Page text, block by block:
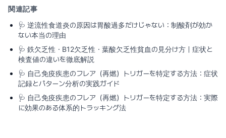
関連記事
🩺 逆流性食道炎の原因は胃酸過多だけじゃない：制酸剤が効か
ない本当の理由
🩺 鉄欠乏性・B12欠乏性・葉酸欠乏性貧血の見分け方｜症状と
検査値の違いを徹底解説
🩺 自己免疫疾患のフレア（再燃）トリガーを特定する方法：症状
記録とパターン分析の実践ガイド
🩺 自己免疫疾患のフレア（再燃）トリガーを特定する方法：実際
に効果のある体系的トラッキング法